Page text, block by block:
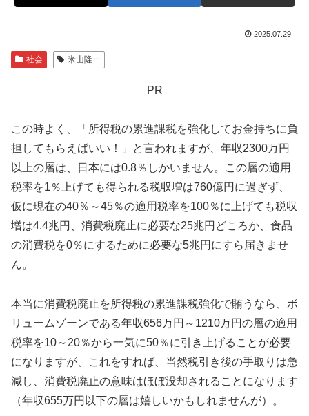
2025.07.29
社会 米山隆一
PR
この時よく、「所得税の累進課税を強化してお金持ちに負
担してもらえばいい！」と言われますが、年収2300万円
以上の層は、日本には0.8％しかいません。この層の適用
税率を1％上げても得られる税収増は760億円に過ぎず、
仮に現在の40％～45％の適用税率を100％に上げても税収
増は4.4兆円、消費税廃止に必要な25兆円どころか、食品
の消費税を0％にするために必要な5兆円にすら届きませ
ん。
本当に消費税廃止を所得税の累進課税強化で賄うなら、ボ
リュームゾーンである年収656万円～1210万円の層の適用
税率を10～20％から一気に50％に引き上げることが必要
になりますが、これをすれば、当然税引き後の手取りは急
減し、消費税廃止の意味はほぼ没却されることになります
（年収655万円以下の層は嬉しいかもしれませんが）。